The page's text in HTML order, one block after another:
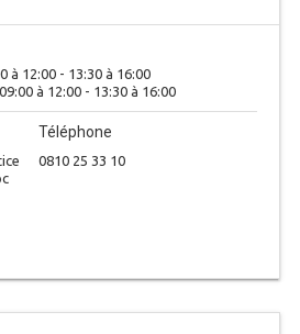
à 12:00 - 13:30 à 16:00
09:00 à 12:00 - 13:30 à 16:00
Téléphone
0810 25 33 10